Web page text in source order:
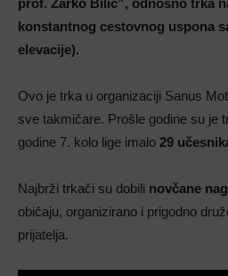
konstantnog cestovnog uspona
elevacije).
Ovo je trka u organizaciji Sanus
sve takmičare. Prošle godine su je
godine 7. kolo lige imalo 29
Najbrži trkači su dobili novčane
običaju, organizirano i prigodno
prijatelja.